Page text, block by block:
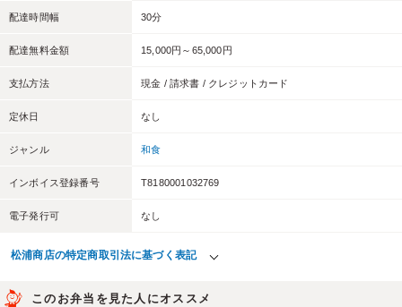
配達時間幅 30分
配達無料金額 15,000円～65,000円
支払方法 現金 / 請求書 / クレジットカード
定休日 なし
ジャンル 和食
インボイス登録番号 T8180001032769
電子発行可 なし
松浦商店の特定商取引法に基づく表記
このお弁当を見た人にオススメ